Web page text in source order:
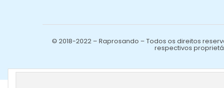
© 2018-2022 – Raprosando – Todos os direitos
respectivos